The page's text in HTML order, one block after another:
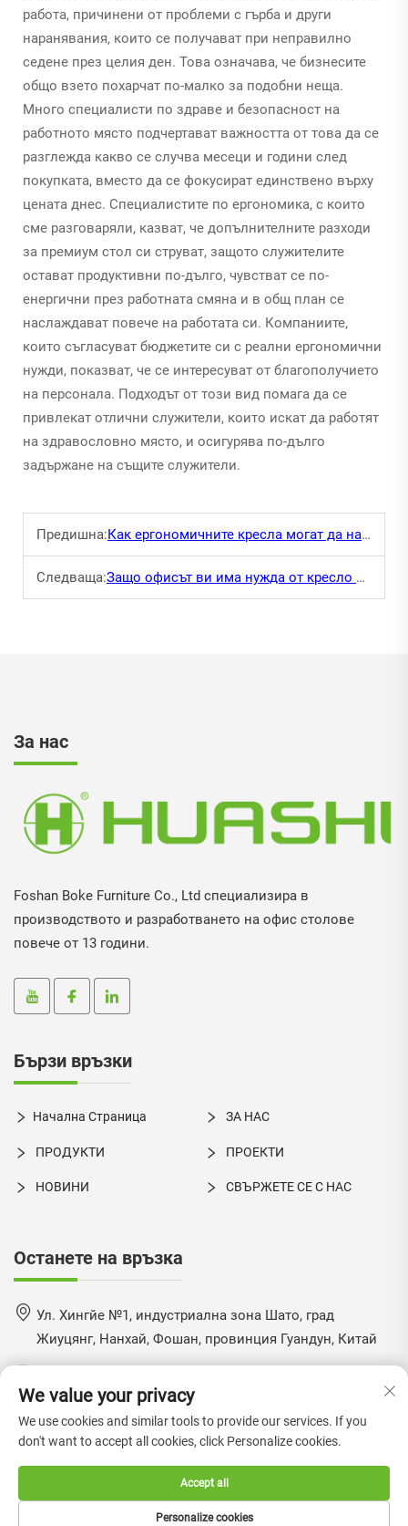
работа, причинени от проблеми с гърба и други
наранявания, които се получават при неправилно
седене през целия ден. Това означава, че бизнесите
общо взето похарчат по-малко за подобни неща.
Много специалисти по здраве и безопасност на
работното място подчертават важността от това да се
разглежда какво се случва месеци и години след
покупката, вместо да се фокусират единствено върху
цената днес. Специалистите по ергономика, с които
сме разговаряли, казват, че допълнителните разходи
за премиум стол си струват, защото служителите
остават продуктивни по-дълго, чувстват се по-
енергични през работната смяна и в общ план се
наслаждават повече на работата си. Компаниите,
които съгласуват бюджетите си с реални ергономични
нужди, показват, че се интересуват от благополучието
на персонала. Подходът от този вид помага да се
привлекат отлични служители, които искат да работят
на здравословно място, и осигурява по-дълго
задържане на същите служители.
Предишна:Как ергономичните кресла могат да намалат болките в гърба на служителите
Следваща:Защо офисът ви има нужда от кресло за отдаване за релаксация
За нас
Foshan Boke Furniture Co., Ltd специализира в
производството и разработването на офис столове
повече от 13 години.
Бързи връзки
Начална Страница ЗА НАС
ПРОДУКТИ ПРОЕКТИ
НОВИНИ СВЪРЖЕТЕ СЕ С НАС
Останете на връзка
Ул. Хингйе №1, индустриална зона Шато, град
Жиуцянг, Нанхай, Фошан, провинция Гуандун, Китай
[email protected]
Авторско право © 2024 от Foshan Boke Furniture Co., Ltd. —
Политика за поверителност
We value your privacy
We use cookies and similar tools to provide our services. If you
don't want to accept all cookies, click Personalize cookies.
Personalize cookies
Accept all